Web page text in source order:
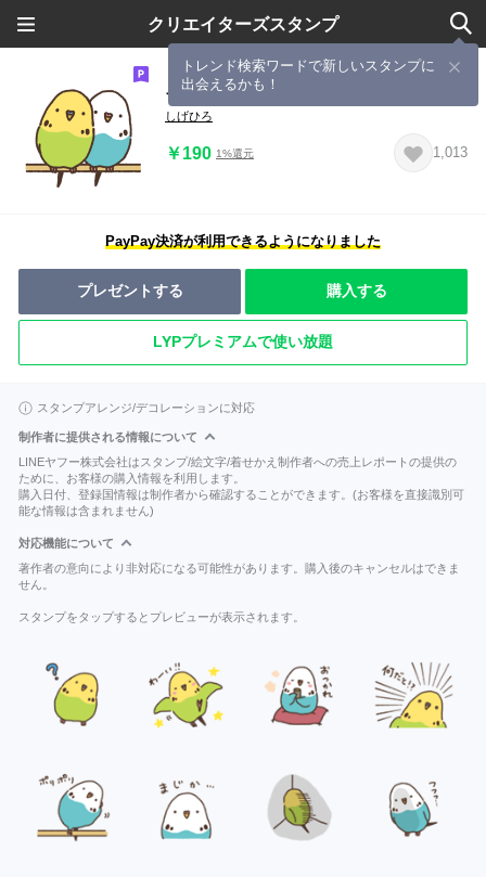
クリエイターズスタンプ
トレンド検索ワードで新しいスタンプに
出会えるかも！
インコといっしょ
しげひろ
￥190 1%還元 1,013
PayPay決済が利用できるようになりました
プレゼントする 購入する
LYPプレミアムで使い放題
スタンプアレンジ/デコレーションに対応
制作者に提供される情報について
LINEヤフー株式会社はスタンプ/絵文字/着せかえ制作者への売上レポートの提供の
ために、お客様の購入情報を利用します。
購入日付、登録国情報は制作者から確認することができます。(お客様を直接識別可
能な情報は含まれません)
対応機能について
著作者の意向により非対応になる可能性があります。購入後のキャンセルはできま
せん。
スタンプをタップするとプレビューが表示されます。